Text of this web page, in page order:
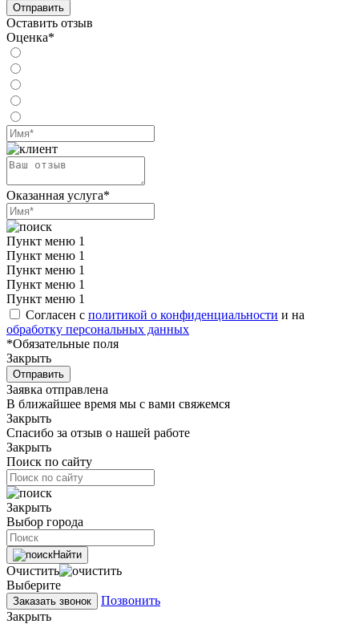
Отправить
Оставить отзыв
Оценка*
Оказанная услуга*
Пункт меню 1
Пункт меню 1
Пункт меню 1
Пункт меню 1
Пункт меню 1
Согласен с политикой о конфиденциальности и на
обработку персональных данных
*Обязательные поля
Закрыть
Отправить
Заявка отправлена
В ближайшее время мы с вами свяжемся
Закрыть
Спасибо за отзыв о нашей работе
Закрыть
Поиск по сайту
Закрыть
Выбор города
Найти
Очистить
Выберите
Заказать звонок
Позвонить
Закрыть